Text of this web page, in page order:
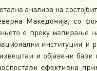
анализа на
Македонија, со
е преку мапирање
институции и
извештаи и објавени
ефективна